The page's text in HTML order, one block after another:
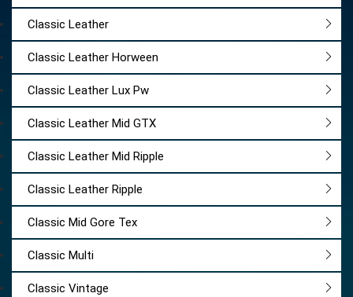
Classic Leather
Classic Leather Horween
Classic Leather Lux Pw
Classic Leather Mid GTX
Classic Leather Mid Ripple
Classic Leather Ripple
Classic Mid Gore Tex
Classic Multi
Classic Vintage